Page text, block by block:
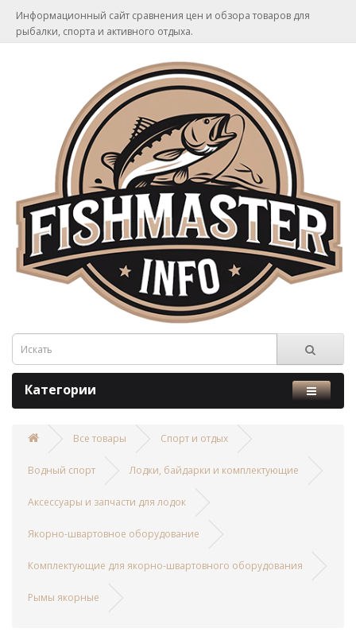
Информационный сайт сравнения цен и обзора товаров для
рыбалки, спорта и активного отдыха.
Категории
Все товары Спорт и отдых
Водный спорт Лодки, байдарки и комплектующие
Аксессуары и запчасти для лодок
Якорно-швартовное оборудование
Комплектующие для якорно-швартовного оборудования
Рымы якорные